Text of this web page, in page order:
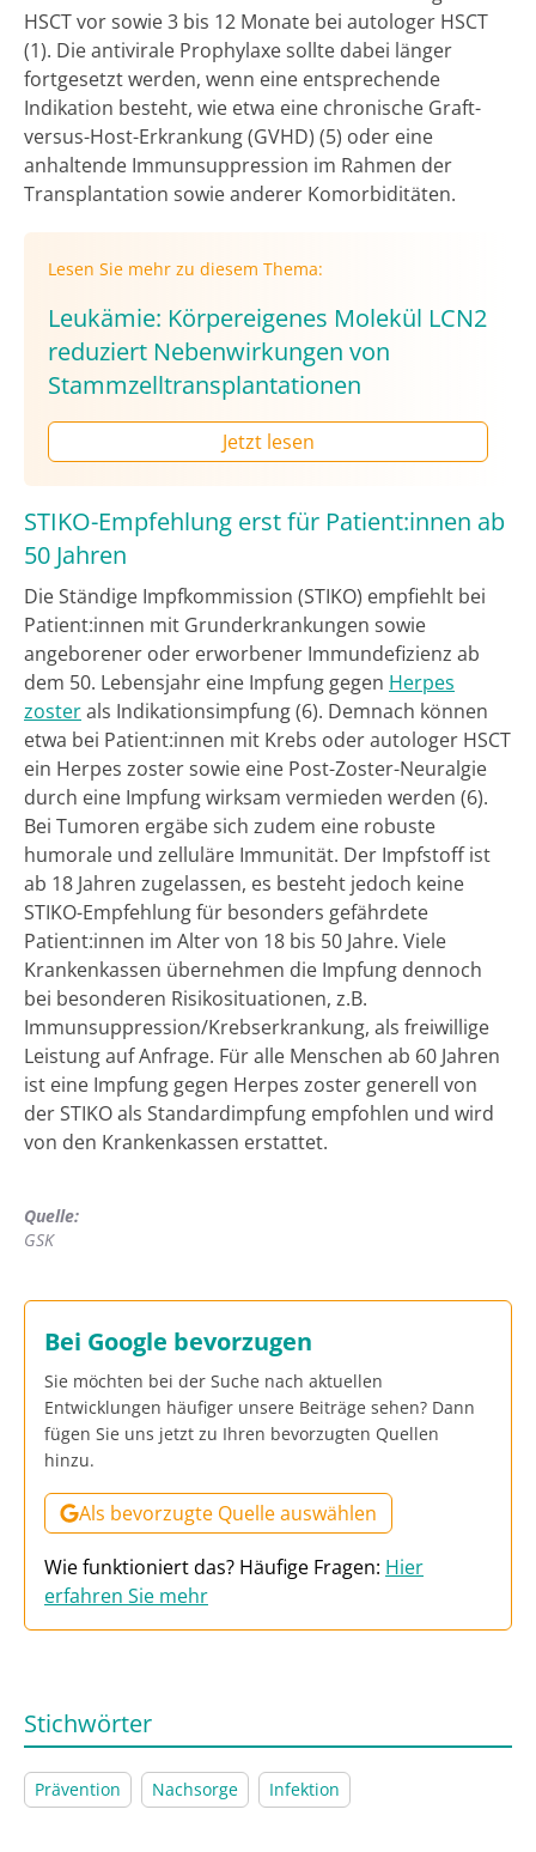
HSCT vor sowie 3 bis 12 Monate bei autologer HSCT
(1). Die antivirale Prophylaxe sollte dabei länger
fortgesetzt werden, wenn eine entsprechende
Indikation besteht, wie etwa eine chronische Graft-
versus-Host-Erkrankung (GVHD) (5) oder eine
anhaltende Immunsuppression im Rahmen der
Transplantation sowie anderer Komorbiditäten.
Lesen Sie mehr zu diesem Thema:
Leukämie: Körpereigenes Molekül LCN2
reduziert Nebenwirkungen von
Stammzelltransplantationen
Jetzt lesen
STIKO-Empfehlung erst für Patient:innen ab
50 Jahren
Die Ständige Impfkommission (STIKO) empfiehlt bei
Patient:innen mit Grunderkrankungen sowie
angeborener oder erworbener Immundefizienz ab
dem 50. Lebensjahr eine Impfung gegen Herpes
zosterals Indikationsimpfung (6). Demnach können
etwa bei Patient:innen mit Krebs oder autologer HSCT
ein Herpes zoster sowie eine Post-Zoster-Neuralgie
durch eine Impfung wirksam vermieden werden (6).
Bei Tumoren ergäbe sich zudem eine robuste
humorale und zelluläre Immunität. Der Impfstoff ist
ab 18 Jahren zugelassen, es besteht jedoch keine
STIKO-Empfehlung für besonders gefährdete
Patient:innen im Alter von 18 bis 50 Jahre. Viele
Krankenkassen übernehmen die Impfung dennoch
bei besonderen Risikosituationen, z.B.
Immunsuppression/Krebserkrankung, als freiwillige
Leistung auf Anfrage. Für alle Menschen ab 60 Jahren
ist eine Impfung gegen Herpes zoster generell von
der STIKO als Standardimpfung empfohlen und wird
von den Krankenkassen erstattet.
Quelle:
GSK
Bei Google bevorzugen
Sie möchten bei der Suche nach aktuellen
Entwicklungen häufiger unsere Beiträge sehen? Dann
fügen Sie uns jetzt zu Ihren bevorzugten Quellen
hinzu.
Als bevorzugte Quelle auswählen
Wie funktioniert das? Häufige Fragen: Hier
erfahren Sie mehr
Stichwörter
Prävention Nachsorge Infektion